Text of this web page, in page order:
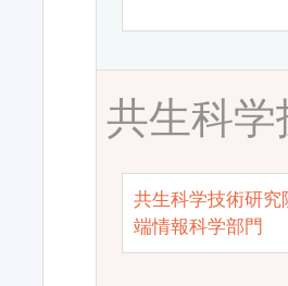
共生科
共生科学技術研
端情報科学部門